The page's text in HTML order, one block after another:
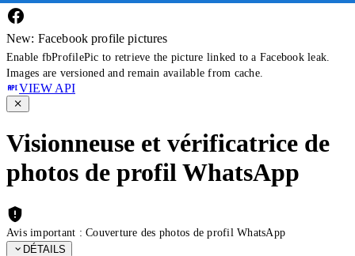
New: Facebook profile pictures
Enable fbProfilePic to retrieve the picture linked to a Facebook leak.
Images are versioned and remain available from cache.
VIEW API
Visionneuse et vérificatrice de
photos de profil WhatsApp
Avis important : Couverture des photos de profil WhatsApp
DÉTAILS